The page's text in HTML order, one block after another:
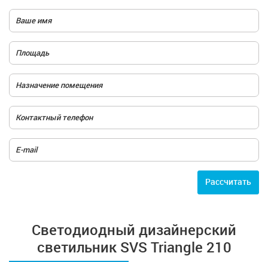
Расcчитать
Cветодиодный дизайнерский
светильник SVS Triangle 210